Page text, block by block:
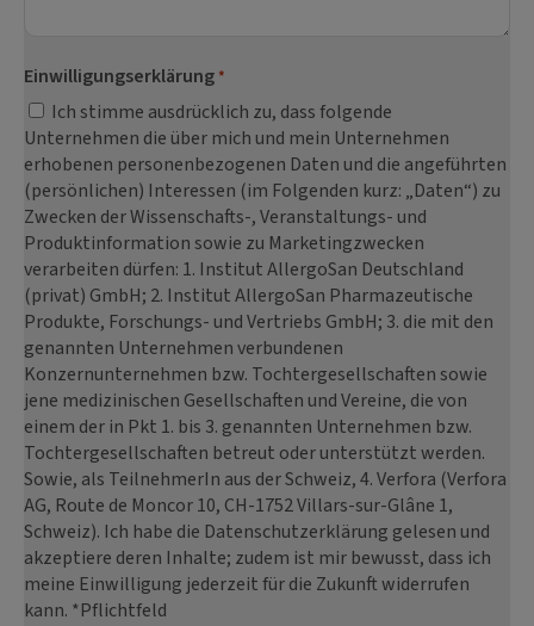
Einwilligungserklärung *
Ich stimme ausdrücklich zu, dass folgende
Unternehmen die über mich und mein Unternehmen
erhobenen personenbezogenen Daten und die angeführten
(persönlichen) Interessen (im Folgenden kurz: „Daten“) zu
Zwecken der Wissenschafts-, Veranstaltungs- und
Produktinformation sowie zu Marketingzwecken
verarbeiten dürfen: 1. Institut AllergoSan Deutschland
(privat) GmbH; 2. Institut AllergoSan Pharmazeutische
Produkte, Forschungs- und Vertriebs GmbH; 3. die mit den
genannten Unternehmen verbundenen
Konzernunternehmen bzw. Tochtergesellschaften sowie
jene medizinischen Gesellschaften und Vereine, die von
einem der in Pkt 1. bis 3. genannten Unternehmen bzw.
Tochtergesellschaften betreut oder unterstützt werden.
Sowie, als TeilnehmerIn aus der Schweiz, 4. Verfora (Verfora
AG, Route de Moncor 10, CH-1752 Villars-sur-Glâne 1,
Schweiz). Ich habe die Datenschutzerklärung gelesen und
akzeptiere deren Inhalte; zudem ist mir bewusst, dass ich
meine Einwilligung jederzeit für die Zukunft widerrufen
kann. *Pflichtfeld